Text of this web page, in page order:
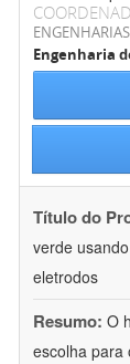
ENGENHARIAS
Engenharia
Título do
verde
eletrodos
Resumo: O
escolha para